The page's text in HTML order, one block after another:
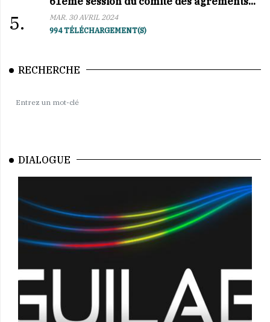
5.
MAR. 30 AVRIL 2024
994 TÉLÉCHARGEMENT(S)
RECHERCHE
DIALOGUE